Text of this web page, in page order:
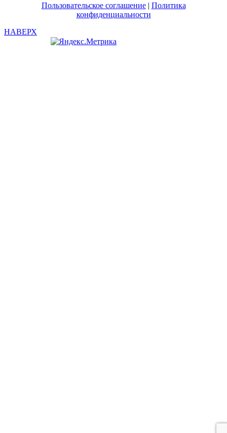
Пользовательское соглашение| Политика
конфиденциальности
НАВЕРХ